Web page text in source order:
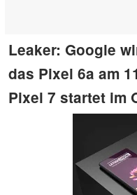
Leaker: Google
das Pixel 6a am
Pixel 7 startet im